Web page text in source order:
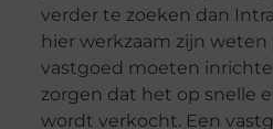
verder te zoeken dan
hier werkzaam zijn
vastgoed moeten
zorgen dat het op snelle
wordt verkocht. Een